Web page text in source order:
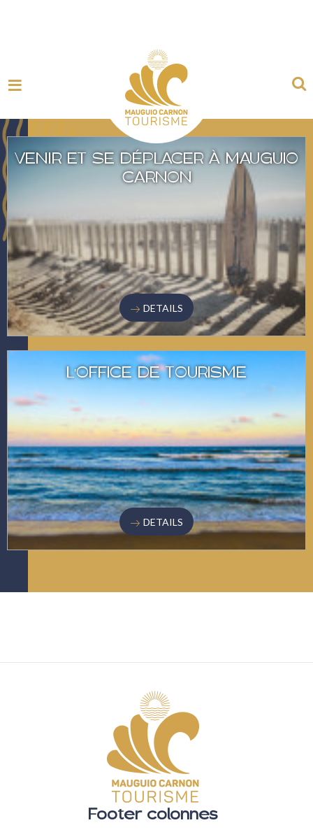
WE ALSO SUGGEST...
VENIR ET SE DÉPLACER À MAUGUIO
CARNON
DETAILS
L'OFFICE DE TOURISME
DETAILS
Footer colonnes